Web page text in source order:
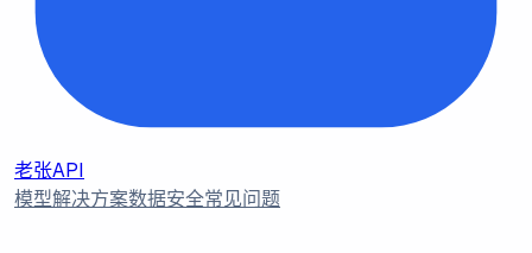
老张API
模型解决方案数据安全常见问题